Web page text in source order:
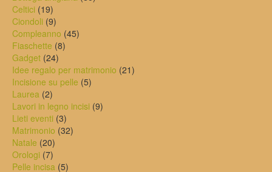
Celtici 1919
prodotti
Ciondoli 99
prodotti
Compleanno 4545
Fiaschette 88
Gadget 2424
prodotti
Idee regalo per matrimonio 2121
Incisione su pelle 55
Laurea 22
prodotti
Lavori in legno incisi 99
Lieti eventi 33
prodotti
Matrimonio 3232
Natale 2020
prodotti
Orologi 77
prodotti
Pelle incisa 55